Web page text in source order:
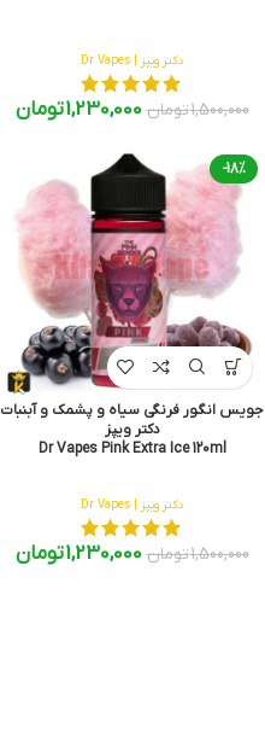
دکتر ویپز | Dr Vapes
1,500,000تومان 1,230,000تومان
-18%
جویس انگور فرنگی سیاه و پشمک و آبنبات
دکتر ویپز
Dr Vapes Pink Extra Ice 120ml
دکتر ویپز | Dr Vapes
1,500,000تومان 1,230,000تومان